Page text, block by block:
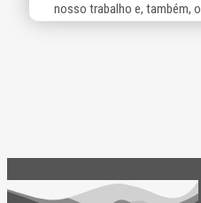
nosso trabalho e, também,